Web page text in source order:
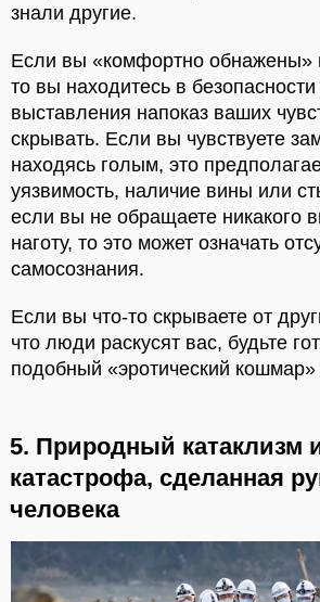
знали другие.
Если вы «комфортно обнажены»
то вы находитесь в
выставления напоказ ваших
скрывать. Если вы чувствуете
находясь голым, это
уязвимость, наличие вины или
если вы не обращаете никакого
наготу, то это может означать
самосознания.
Если вы что-то скрываете от
что люди раскусят вас, будьте
подобный «эротический кошмар»
5. Природный катаклизм
катастрофа, сделанная
человека